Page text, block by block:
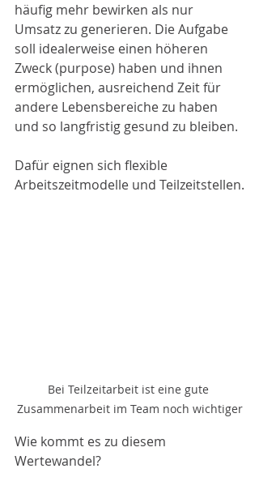
häufig mehr bewirken als nur
Umsatz zu generieren. Die Aufgabe
soll idealerweise einen höheren
Zweck (purpose) haben und ihnen
ermöglichen, ausreichend Zeit für
andere Lebensbereiche zu haben
und so langfristig gesund zu bleiben.
Dafür eignen sich flexible
Arbeitszeitmodelle und Teilzeitstellen.
Bei Teilzeitarbeit ist eine gute
Zusammenarbeit im Team noch wichtiger
Wie kommt es zu diesem
Wertewandel?